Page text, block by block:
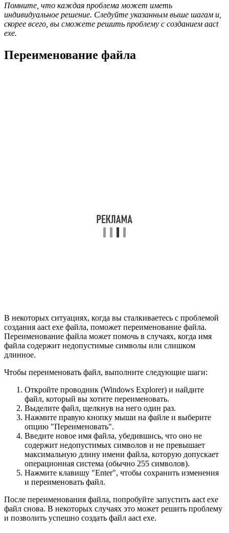
Помните, что каждая проблема может иметь
индивидуальное решение. Следуйте указанным выше шагам и,
скорее всего, вы сможете решить проблему с созданием aact
exe.
Переименование файла
В некоторых ситуациях, когда вы сталкиваетесь с проблемой
создания aact exe файла, поможет переименование файла.
Переименование файла может помочь в случаях, когда имя
файла содержит недопустимые символы или слишком
длинное.
Чтобы переименовать файл, выполните следующие шаги:
Откройте проводник (Windows Explorer) и найдите
файл, который вы хотите переименовать.
Выделите файл, щелкнув на него один раз.
Нажмите правую кнопку мыши на файле и выберите
опцию "Переименовать".
Введите новое имя файла, убедившись, что оно не
содержит недопустимых символов и не превышает
максимальную длину имени файла, которую допускает
операционная система (обычно 255 символов).
Нажмите клавишу "Enter", чтобы сохранить изменения
и переименовать файл.
После переименования файла, попробуйте запустить aact exe
файл снова. В некоторых случаях это может решить проблему
и позволить успешно создать файл aact exe.